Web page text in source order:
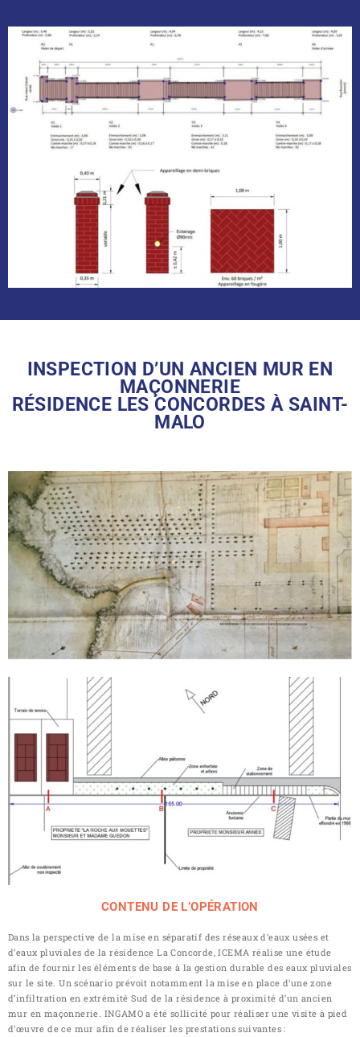
INSPECTION D’UN ANCIEN MUR EN
MAÇONNERIE
RÉSIDENCE LES CONCORDES À SAINT-
MALO
CONTENU DE L’OPÉRATION
Dans la perspective de la mise en séparatif des réseaux d’eaux usées et
d’eaux pluviales de la résidence La Concorde, ICEMA réalise une étude
afin de fournir les éléments de base à la gestion durable des eaux pluviales
sur le site. Un scénario prévoit notamment la mise en place d’une zone
d’infiltration en extrémité Sud de la résidence à proximité d’un ancien
mur en maçonnerie. INGAMO a été sollicité pour réaliser une visite à pied
d’œuvre de ce mur afin de réaliser les prestations suivantes :